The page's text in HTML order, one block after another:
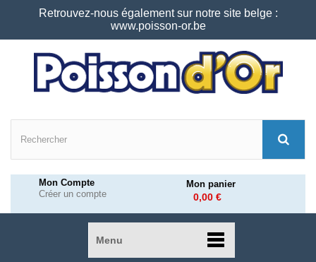
Retrouvez-nous également sur notre site belge :
www.poisson-or.be
Mon Compte
Créer un compte
Mon panier
0,00 €
Menu